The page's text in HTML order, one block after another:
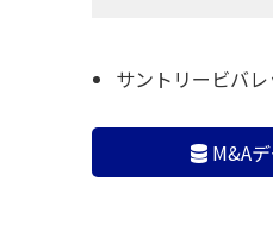
サントリービバ
M&A